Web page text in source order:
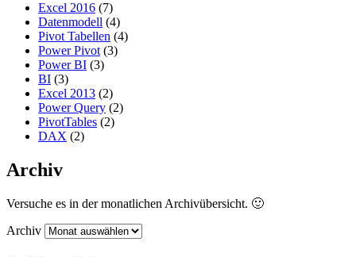
Excel 2016 (7)
Datenmodell (4)
Pivot Tabellen (4)
Power Pivot (3)
Power BI (3)
BI (3)
Excel 2013 (2)
Power Query (2)
PivotTables (2)
DAX (2)
Archiv
Versuche es in der monatlichen Archivübersicht. 🙂
Archiv